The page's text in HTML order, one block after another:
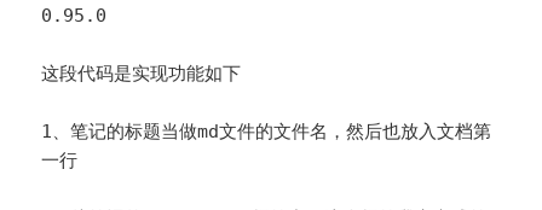
0.95.0
这段代码是实现功能如下
1、笔记的标题当做md文件的文件名，然后也放入文档第
一行